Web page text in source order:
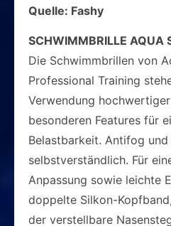
Quelle: Fashy
SCHWIMMBRILLE AQUA
Die Schwimmbrillen von
Professional Training
Verwendung
besonderen Features für
Belastbarkeit. Antifog
selbstverständlich. Für
Anpassung sowie leichte
doppelte Silkon-
der verstellbare